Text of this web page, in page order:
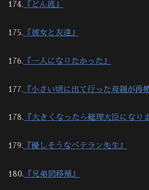
174. 『どん底』
175. 『彼女と友達』
176. 『一人になりたかった』
177. 『小さい頃に出て行った母親が再
178. 『大きくなったら総理大臣になり
179. 『優しそうなベテラン先生』
180. 『兄弟間移殖』